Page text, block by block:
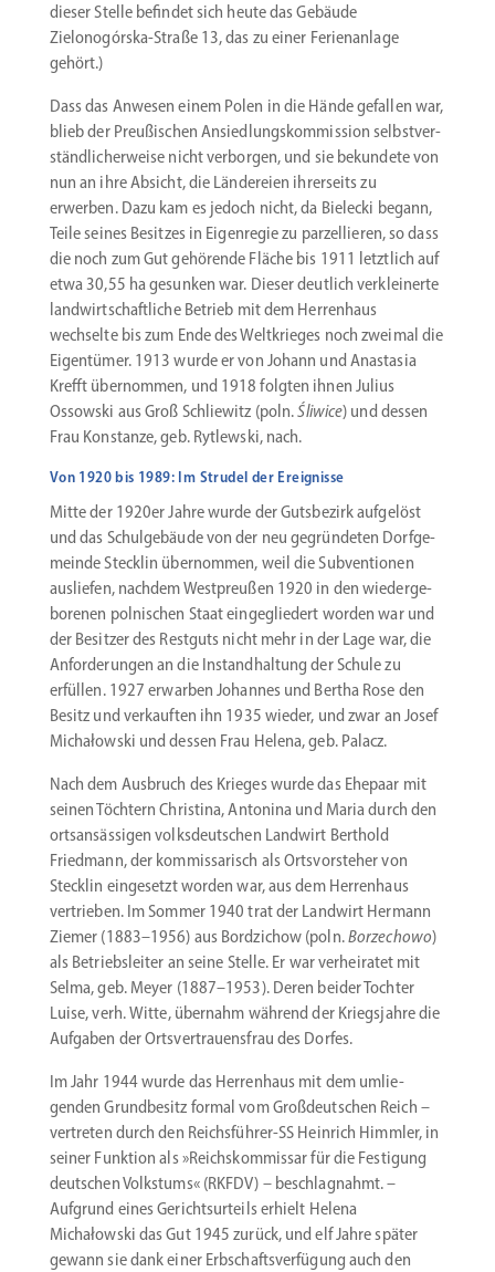
dieser Stelle befindet sich heute das Gebäude
Zielonogórska-Straße 13, das zu einer Ferien­anlage
gehört.)
Dass das Anwesen einem Polen in die Hände gefallen war,
blieb der Preußi­schen Ansied­lungs­kom­mission selbst­ver­
ständ­li­cher­weise nicht verborgen, und sie bekundete von
nun an ihre Absicht, die Lände­reien ihrer­seits zu
erwerben. Dazu kam es jedoch nicht, da Bielecki begann,
Teile seines Besitzes in Eigen­regie zu parzel­lieren, so dass
die noch zum Gut gehörende Fläche bis 1911 letztlich auf
etwa 30,55 ha gesunken war. Dieser deutlich verklei­nerte
landwirt­schaft­liche Betrieb mit dem Herrenhaus
wechselte bis zum Ende des Weltkrieges noch zweimal die
Eigen­tümer. 1913 wurde er von Johann und Anastasia
Krefft übernommen, und 1918 folgten ihnen Julius
Ossowski aus Groß Schliewitz (poln.Śliwice) und dessen
Frau Konstanze, geb. Rytlewski, nach.
Von 1920 bis 1989: Im Strudel der Ereignisse
Mitte der 1920er Jahre wurde der Gutsbezirk aufgelöst
und das Schul­ge­bäude von der neu gegrün­deten Dorfge­
meinde Stecklin übernommen, weil die Subven­tionen
ausliefen, nachdem Westpreußen 1920 in den wieder­ge­
bo­renen polni­schen Staat einge­gliedert worden war und
der Besitzer des Restguts nicht mehr in der Lage war, die
Anfor­de­rungen an die Instand­haltung der Schule zu
erfüllen. 1927 erwarben Johannes und Bertha Rose den
Besitz und verkauften ihn 1935 wieder, und zwar an Josef
Michałowski und dessen Frau Helena, geb. Palacz.
Nach dem Ausbruch des Krieges wurde das Ehepaar mit
seinen Töchtern Christina, Antonina und Maria durch den
ortsan­säs­sigen volks­deut­schen Landwirt Berthold
Friedmann, der kommis­sa­risch als Ortsvor­steher von
Stecklin einge­setzt worden war, aus dem Herrenhaus
vertrieben. Im Sommer 1940 trat der Landwirt Hermann
Ziemer (1883–1956) aus Bordzichow (poln.Borzechowo)
als Betriebs­leiter an seine Stelle. Er war verhei­ratet mit
Selma, geb. Meyer (1887–1953). Deren beider Tochter
Luise, verh. Witte, übernahm während der Kriegs­jahre die
Aufgaben der Ortsver­trau­ensfrau des Dorfes.
Im Jahr 1944 wurde das Herrenhaus mit dem umlie­
genden Grund­besitz formal vom Großdeut­schen Reich –
vertreten durch den Reichsführer-SS Heinrich Himmler, in
seiner Funktion als »Reichs­kom­missar für die Festigung
deutschen Volkstums« (RKFDV) – beschlag­nahmt. –
Aufgrund eines Gerichts­ur­teils erhielt Helena
Michałowski das Gut 1945 zurück, und elf Jahre später
gewann sie dank einer Erbschafts­ver­fügung auch den